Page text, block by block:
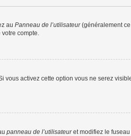
au Panneau de l’utilisateur(généralement
votre compte.
vous activez cette option vous ne serez
panneau de l’utilisateuret modifiez le fuseau